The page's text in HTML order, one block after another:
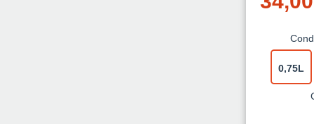
0,75L